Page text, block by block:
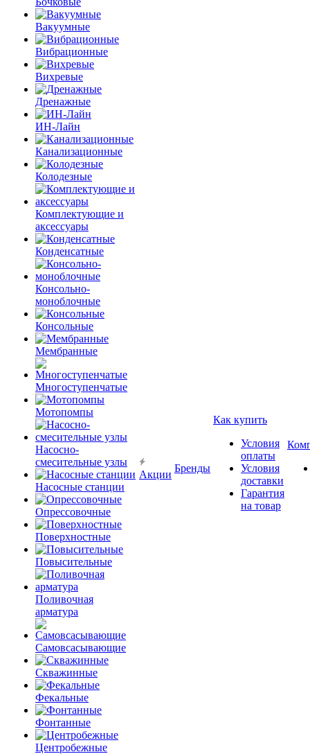
Вакуумные
Вибрационные
Вихревые
Дренажные
ИН-Лайн
Канализационные
Колодезные
Комплектующие и
аксессуары
Конденсатные
Консольно-
моноблочные
Консольные
Мембранные
Многоступенчатые
Мотопомпы
Насосно-
смесительные узлы
Насосные станции
Опрессовочные
Поверхностные
Повысительные
Поливочная
арматура
Самовсасывающие
Скважинные
Фекальные
Фонтанные
Центробежные
Акции
Бренды
Как купить
Условия
оплаты
Условия
доставки
Гарантия
на товар